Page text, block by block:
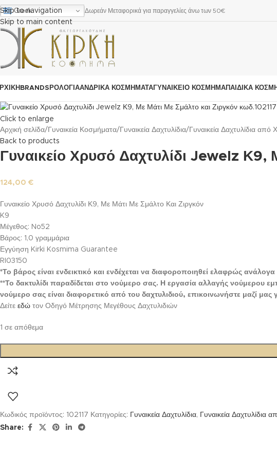
Skip to navigation
Skip to main content
Greek Δωρεάν Μεταφορικά για παραγγελίες άνω των 50€
BRANDS ΡΟΛΌΓΙΑΑΝΔΡΙΚΆ ΚΟΣΜΉΜΑΤΑ ΓΥΝΑΙΚΕΊΟ ΚΟΣΜΉΜΑΠΑΙΔΙΚΆ
Click to enlarge
Αρχική σελίδα
Γυναικεία Κοσμήματα Γυναικεία Δαχτυλίδια Γυναικεία Δαχτυλίδια από
Back to products
Γυναικείο Χρυσό Δαχτυλίδι Jewelz Κ9,
124,00 €
Γυναικείο Χρυσό Δαχτυλίδι Κ9, Με Μάτι Με Σμάλτο Και Ζιργκόν
K9
Μέγεθος: No52
Βάρος: 1,0 γραμμάρια
Εγγύηση Kirki Kosmima Guarantee
RI03150
*Το βάρος είναι ενδεικτικό και ενδέχεται να διαφοροποιηθεί ελαφρώς
**Το δακτυλίδι παραδίδεται στο νούμερο σας. Η εργασία αλλαγής νούμερου
νούμερο σας είναι διαφορετικό από του δαχτυλιδιού, επικοινωνήστε μαζί
Δείτε εδώ τον Οδηγό Μέτρησης Μεγέθους Δαχτυλιδιών
1 σε απόθεμα
Κωδικός προϊόντος: 102117 Κατηγορίες: Γυναικεία Δαχτυλίδια, Γυναικεία Δαχτυλίδια
Share: